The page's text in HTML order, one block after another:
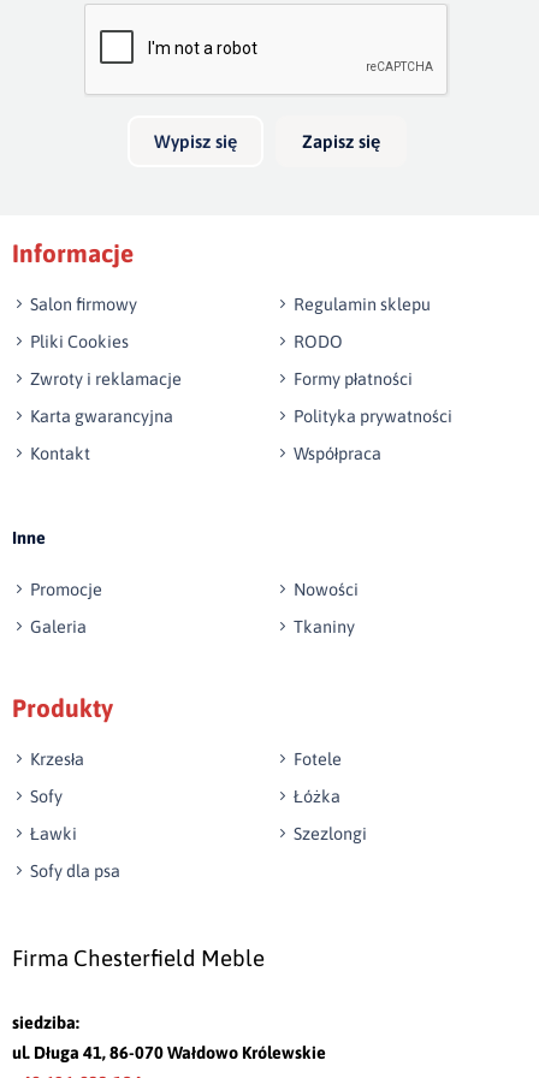
skrzynia na pościel będzie mieć 30cm głębokości. Wezgłowie
Bardzo dobry
Twoja opinia o produkcie
Wyślij opinię
Wypisz się Zapisz się
Informacje
Salon firmowy
Regulamin sklepu
Pliki Cookies
RODO
Zwroty i reklamacje
Formy płatności
Karta gwarancyjna
Polityka prywatności
Kontakt
Współpraca
Inne
Promocje
Nowości
Galeria
Tkaniny
Produkty
Krzesła
Fotele
Sofy
Łóżka
Ławki
Szezlongi
Sofy dla psa
Firma Chesterfield Meble
siedziba:
ul. Długa 41, 86-070 Wałdowo Królewskie